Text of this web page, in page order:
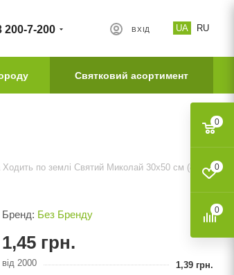
UA RU
ВХІД
200-7-200
Святковий асортимент
Ходить по землі Святий Миколай 30х50 см (8441)
Бренд: Без Бренду
1,45 грн.
від 2000 1,39 грн.
0
0
0